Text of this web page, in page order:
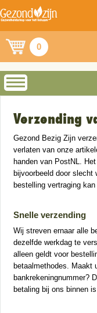
0
Verzending
Gezond Bezig Zijn
verlaten van onze
handen van PostNL.
bijvoorbeeld door slecht
bestelling vertraging kan
Snelle verzending
Wij streven ernaar alle
dezelfde werkdag te
alleen geldt voor
betaalmethodes. Maakt
bankrekeningnummer?
betaling bij ons binnen